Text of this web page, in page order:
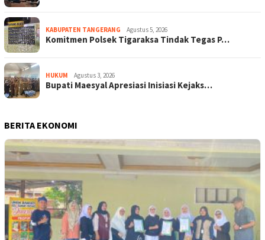
KABUPATEN TANGERANG Agustus 5, 2026
Komitmen Polsek Tigaraksa Tindak Tegas P…
HUKUM Agustus 3, 2026
Bupati Maesyal Apresiasi Inisiasi Kejaks…
BERITA EKONOMI